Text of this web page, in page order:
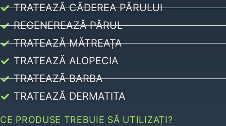
TRATEAZĂ CĂDEREA PĂRULUI
REGENEREAZĂ PĂRUL
TRATEAZĂ MĂTREAȚA
TRATEAZĂ ALOPECIA
TRATEAZĂ BARBA
TRATEAZĂ DERMATITA
CE PRODUSE TREBUIE SĂ UTILIZAȚI?